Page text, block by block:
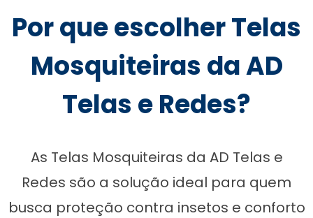
Por que escolher Telas
Mosquiteiras da AD
Telas e Redes?
As Telas Mosquiteiras da AD Telas e
Redes são a solução ideal para quem
busca proteção contra insetos e conforto